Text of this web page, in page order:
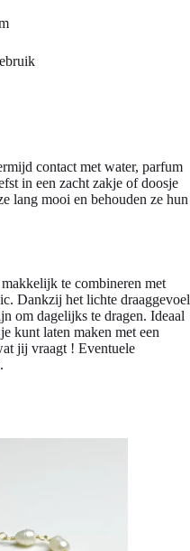
contact met water, parfum
in een zacht zakje of doosje
lang mooi en behouden ze hun
te combineren met
Dankzij het lichte draaggevoel
om dagelijks te dragen. Ideaal
kunt laten maken met een
jij vraagt ! Eventuele